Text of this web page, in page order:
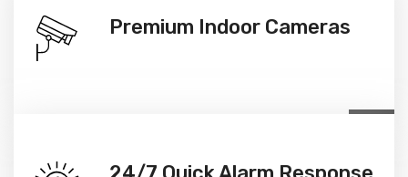
Premium Indoor Cameras